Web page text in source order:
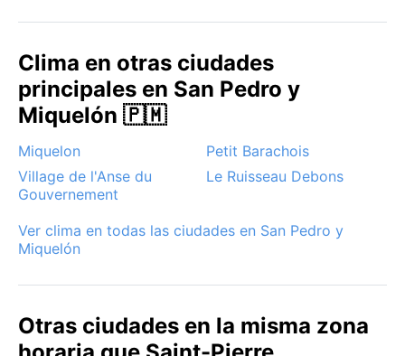
septiembre, cuando el clima es más suave y hay más
cualquier momento. El fenómeno más notable es la
niebla densa, que reduce la visibilidad a pocos
metros, sobre todo en primavera y principios de
verano. Las tormentas invernales, conocidas como
nor'easters, traen fuertes nevadas y ráfagas que
aíslan la ciudad. No hay monzones ni sirocos, pero el
viento del Atlántico es una constante. Para quienes
ofrece una experiencia climática única.
Clima en otras ciudades
principales en San Pedro y
Miquelón 🇵🇲
Miquelon
Petit Barachois
Village de l'Anse du
Gouvernement
Le Ruisseau Debons
Ver clima en todas las ciudades en San Pedro y
Miquelón
Otras ciudades en la misma zona